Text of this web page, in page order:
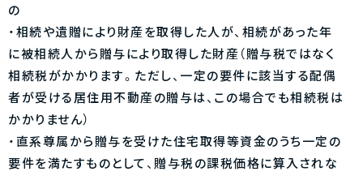
の
・相続や遺贈により財産を取得した人が、相続があった年
に被相続人から贈与により取得した財産（贈与税ではなく
相続税がかかります。ただし、一定の要件に該当する配偶
者が受ける居住用不動産の贈与は、この場合でも相続税は
かかりません）
・直系尊属から贈与を受けた住宅取得等資金のうち一定の
要件を満たすものとして、贈与税の課税価格に算入されな